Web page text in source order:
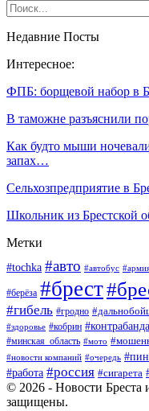
Недавние Посты
Интересное:
ФПБ: борщевой набор в
В таможне разъяснили
Как будто мыши
запах…
Сельхозпредприятие в
Школьник из Брестской
Метки
#tochka #авто #автобус
#берёза #брест
#гибель #гродно
#здоровье #кобрин #контрабанда
#минская_область #мото
#новости компаний #очередь
#работа #россия #сигарета
© 2026 - Новости Бреста
защищены.